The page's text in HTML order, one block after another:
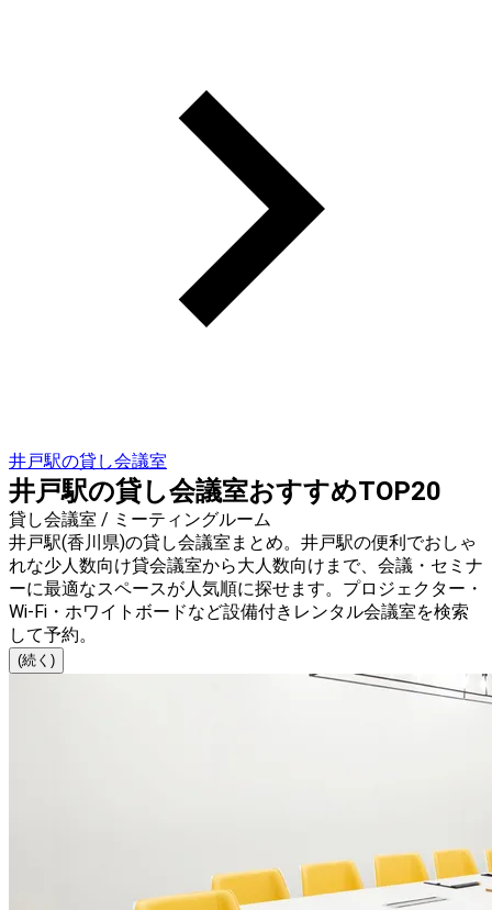
井戸駅の貸し会議室
井戸駅の貸し会議室おすすめTOP20
貸し会議室 / ミーティングルーム
井戸駅(香川県)の貸し会議室まとめ。井戸駅の便利でおしゃ
れな少人数向け貸会議室から大人数向けまで、会議・セミナ
ーに最適なスペースが人気順に探せます。プロジェクター・
Wi-Fi・ホワイトボードなど設備付きレンタル会議室を検索
して予約。
(続く)